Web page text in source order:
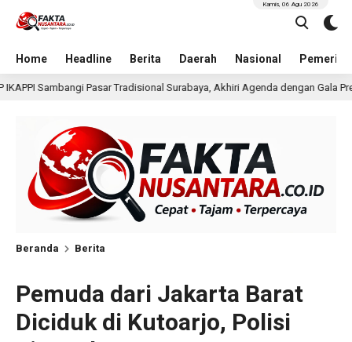
Home Headline Berita Daerah Nasional
Kamis, 06 Agu 2026
Surabaya, Akhiri Agenda dengan Gala Premier Film ISTIMEWA
Beranda Berita
Pemuda dari Jakarta Barat
Diciduk di Kutoarjo, Polisi